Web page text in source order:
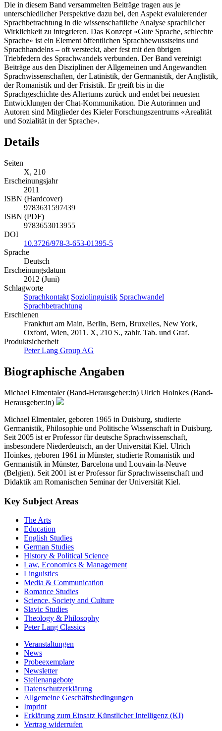
Die in diesem Band versammelten Beiträge tragen aus je
unterschiedlicher Perspektive dazu bei, den Aspekt evaluierender
Sprachbetrachtung in die wissenschaftliche Analyse sprachlicher
Wirklichkeit zu integrieren. Das Konzept «Gute Sprache, schlechte
Sprache» ist ein Element öffentlichen Sprachbewusstseins und
Sprachhandelns – oft versteckt, aber fest mit den übrigen
Triebfedern des Sprachwandels verbunden. Der Band vereinigt
Beiträge aus den Disziplinen der Allgemeinen und Angewandten
Sprachwissenschaften, der Latinistik, der Germanistik, der Anglistik,
der Romanistik und der Frisistik. Er greift bis in die
Sprachgeschichte des Altertums zurück und endet bei neuesten
Entwicklungen der Chat-Kommunikation. Die Autorinnen und
Autoren sind Mitglieder des Kieler Forschungszentrums «Arealität
und Sozialität in der Sprache».
Details
Seiten
X, 210
Erscheinungsjahr
2011
ISBN (Hardcover)
9783631597439
ISBN (PDF)
9783653013955
DOI
10.3726/978-3-653-01395-5
Sprache
Deutsch
Erscheinungsdatum
2012 (Juni)
Schlagworte
Sprachkontakt Soziolinguistik Sprachwandel
Sprachbetrachtung
Erschienen
Frankfurt am Main, Berlin, Bern, Bruxelles, New York,
Oxford, Wien, 2011. X, 210 S., zahlr. Tab. und Graf.
Produktsicherheit
Peter Lang Group AG
Biographische Angaben
Michael Elmentaler (Band-Herausgeber:in) Ulrich Hoinkes (Band-
Herausgeber:in)
Michael Elmentaler, geboren 1965 in Duisburg, studierte
Germanistik, Philosophie und Politische Wissenschaft in Duisburg.
Seit 2005 ist er Professor für deutsche Sprachwissenschaft,
insbesondere Niederdeutsch, an der Universität Kiel. Ulrich
Hoinkes, geboren 1961 in Münster, studierte Romanistik und
Germanistik in Münster, Barcelona und Louvain-la-Neuve
(Belgien). Seit 2001 ist er Professor für Sprachwissenschaft und
Didaktik am Romanischen Seminar der Universität Kiel.
Key Subject Areas
The Arts
Education
English Studies
German Studies
History & Political Science
Law, Economics & Management
Linguistics
Media & Communication
Romance Studies
Science, Society and Culture
Slavic Studies
Theology & Philosophy
Peter Lang Classics
Veranstaltungen
News
Probeexemplare
Newsletter
Stellenangebote
Datenschutzerklärung
Allgemeine Geschäftsbedingungen
Imprint
Erklärung zum Einsatz Künstlicher Intelligenz (KI)
Vertrag widerrufen